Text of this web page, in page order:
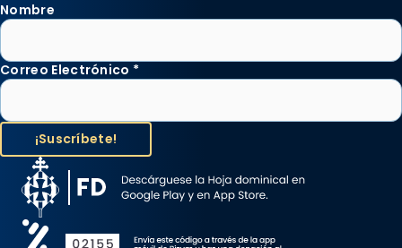
Nombre
Correo Electrónico *